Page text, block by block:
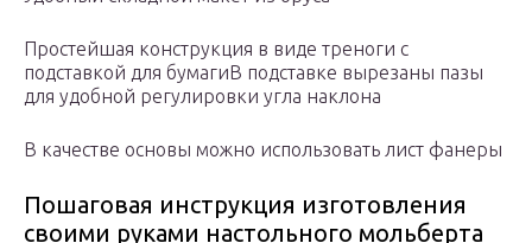
Простейшая конструкция в виде треноги с
подставкой для бумагиВ подставке вырезаны пазы
для удобной регулировки угла наклона
В качестве основы можно использовать лист фанеры
Пошаговая инструкция изготовления
своими руками настольного мольберта